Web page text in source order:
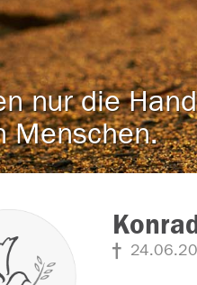
nur die
Menschen.